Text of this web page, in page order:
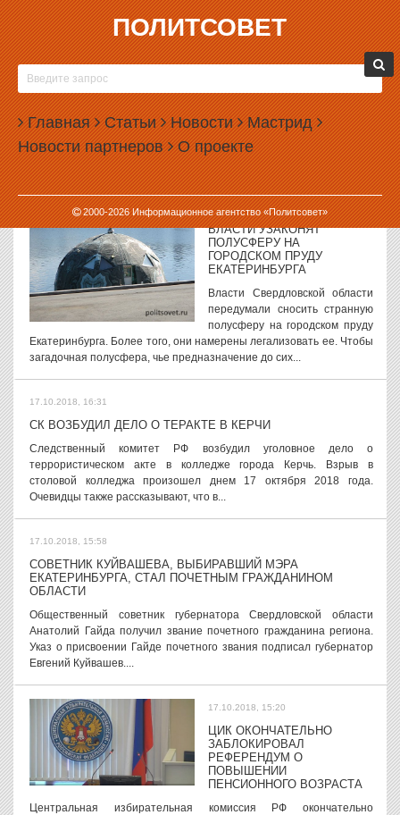
ПОЛИТСОВЕТ
Главная Статьи Новости Мастрид
Новости партнеров О проекте
2000-2026Информационное агентство «Политсовет»
17.10.2018, 17:55
У СОТРУДНИКОВ СВЕРДЛОВСКОЙ РОСГВАРДИИ НАШЛИ
СКРЫТЫЕ ДОХОДЫ И ИМУЩЕСТВО
В управлении Росгвардии по Свердловской области обнаружены
десятки нарушений антикоррупционного законодательства. Как
сообщает областная прокуратура, по итогам проверки у
сотрудников силового...
17.10.2018, 17:13
ВЛАСТИ УЗАКОНЯТ
ПОЛУСФЕРУ НА
ГОРОДСКОМ ПРУДУ
ЕКАТЕРИНБУРГА
Власти Свердловской области
передумали сносить странную
полусферу на городском пруду
Екатеринбурга. Более того, они намерены легализовать ее. Чтобы
загадочная полусфера, чье предназначение до сих...
17.10.2018, 16:31
СК ВОЗБУДИЛ ДЕЛО О ТЕРАКТЕ В КЕРЧИ
Следственный комитет РФ возбудил уголовное дело о
террористическом акте в колледже города Керчь. Взрыв в
столовой колледжа произошел днем 17 октября 2018 года.
Очевидцы также рассказывают, что в...
17.10.2018, 15:58
СОВЕТНИК КУЙВАШЕВА, ВЫБИРАВШИЙ МЭРА
ЕКАТЕРИНБУРГА, СТАЛ ПОЧЕТНЫМ ГРАЖДАНИНОМ
ОБЛАСТИ
Общественный советник губернатора Свердловской области
Анатолий Гайда получил звание почетного гражданина региона.
Указ о присвоении Гайде почетного звания подписал губернатор
Евгений Куйвашев....
17.10.2018, 15:20
ЦИК ОКОНЧАТЕЛЬНО
ЗАБЛОКИРОВАЛ
РЕФЕРЕНДУМ О
ПОВЫШЕНИИ
ПЕНСИОННОГО ВОЗРАСТА
Центральная избирательная комиссия РФ окончательно